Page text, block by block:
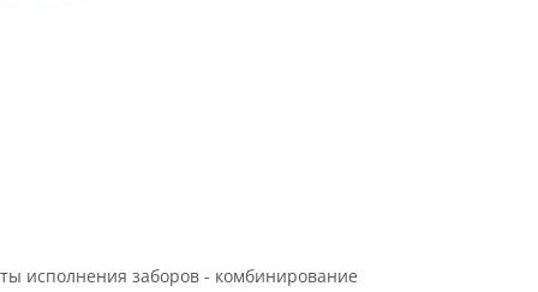
исполнения заборов - комбинирование